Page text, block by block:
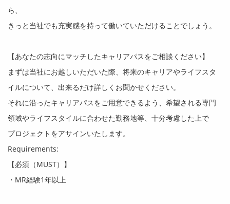
ら、
きっと当社でも充実感を持って働いていただけることでしょう。
【あなたの志向にマッチしたキャリアパスをご相談ください】
まずは当社にお越しいただいた際、将来のキャリアやライフスタ
イルについて、出来るだけ詳しくお聞かせください。
それに沿ったキャリアパスをご用意できるよう、希望される専門
領域やライフスタイルに合わせた勤務地等、十分考慮した上で
プロジェクトをアサインいたします。
Requirements:
【必須（MUST）】
・ MR経験1年以上